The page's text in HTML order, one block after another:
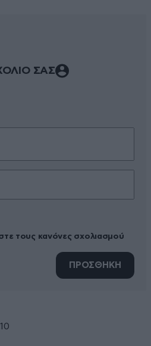
ΣΑΣ
τους κανόνες σχολιασμού
ΠΡΟΣΘΗΚΗ